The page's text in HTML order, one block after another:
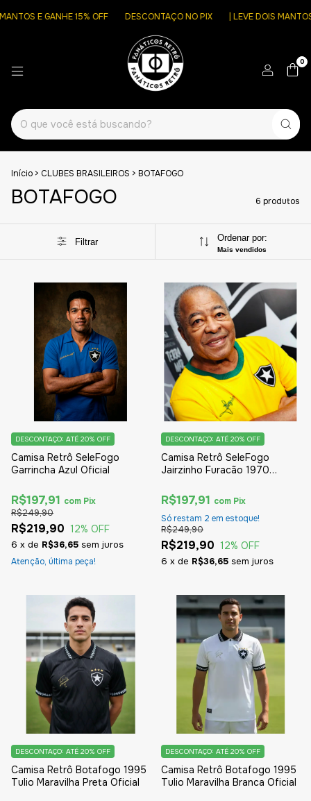
E GANHE 15% OFF DESCONTAÇO NO PIX | LEVE DOIS MANTOS E
0
Início > CLUBES BRASILEIROS > BOTAFOGO
BOTAFOGO 6 produtos
Filtrar Ordenar por:
Mais vendidos
Camisa Retrô SeleFogo
Garrincha Azul Oficial
R$219,90
R$249,90
12% OFF
6 x de R$36,65 sem juros
DESCONTAÇO: ATÉ 20% OFF
R$197,91 com Pix
Atenção, última peça!
Camisa Retrô SeleFogo
Jairzinho Furacão 1970
R$219,90
R$249,90
12% OFF
6 x de R$36,65 sem juros
DESCONTAÇO: ATÉ 20% OFF
R$197,91 com Pix
Só restam 2 em estoque!
Camisa Retrô Botafogo 1995
Tulio Maravilha Preta Oficial
DESCONTAÇO: ATÉ 20% OFF
Camisa Retrô Botafogo 1995
Tulio Maravilha Branca Oficial
DESCONTAÇO: ATÉ 20% OFF